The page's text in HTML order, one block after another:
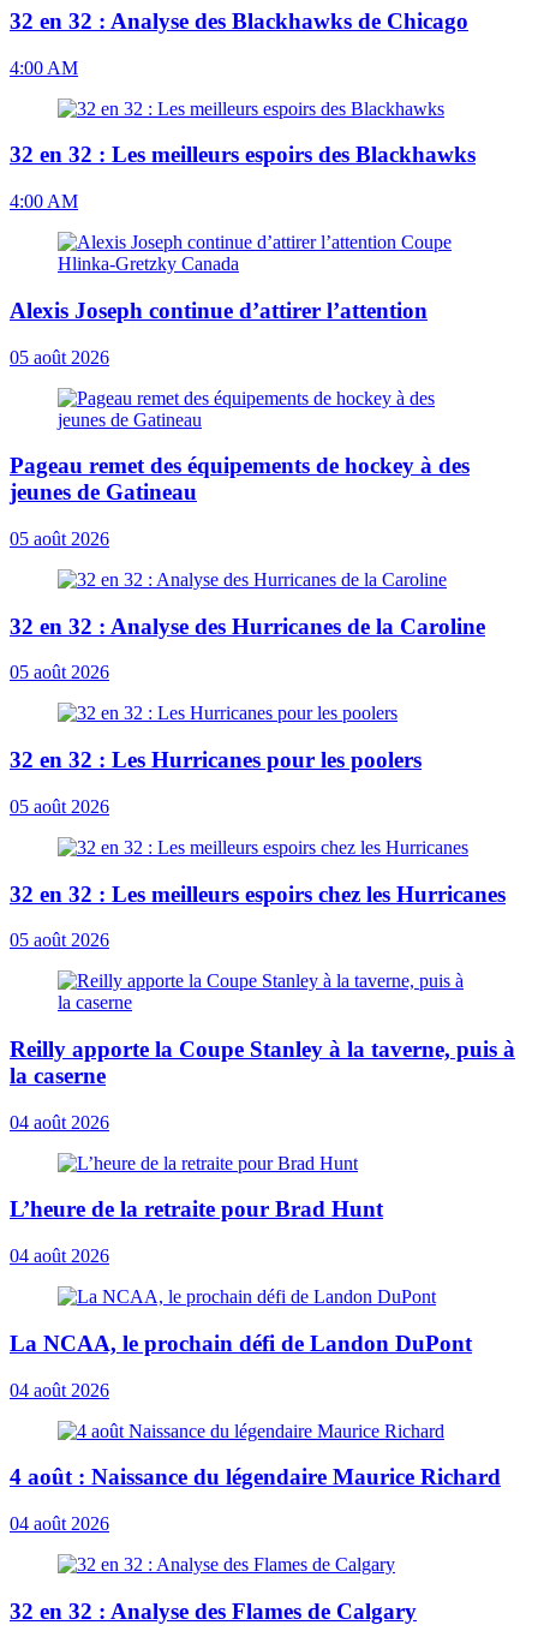
32 en 32 : Analyse des Blackhawks de Chicago
4:00 AM
32 en 32 : Les meilleurs espoirs des Blackhawks
4:00 AM
Alexis Joseph continue d’attirer l’attention
05 août 2026
Pageau remet des équipements de hockey à des
jeunes de Gatineau
05 août 2026
32 en 32 : Analyse des Hurricanes de la Caroline
05 août 2026
32 en 32 : Les Hurricanes pour les poolers
05 août 2026
32 en 32 : Les meilleurs espoirs chez les Hurricanes
05 août 2026
Reilly apporte la Coupe Stanley à la taverne, puis à
la caserne
04 août 2026
L’heure de la retraite pour Brad Hunt
04 août 2026
La NCAA, le prochain défi de Landon DuPont
04 août 2026
4 août : Naissance du légendaire Maurice Richard
04 août 2026
32 en 32 : Analyse des Flames de Calgary